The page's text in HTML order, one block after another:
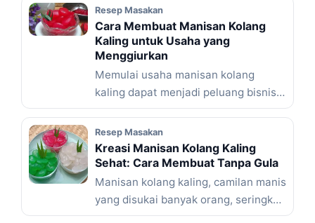
Resep Masakan
Cara Membuat Manisan Kolang
Kaling untuk Usaha yang
Menggiurkan
Memulai usaha manisan kolang
kaling dapat menjadi peluang bisnis
yang menjanjikan. Dengan bahan-
bahan yang mudah ... Baca
Selengkapnya
Resep Masakan
Kreasi Manisan Kolang Kaling
Sehat: Cara Membuat Tanpa Gula
Manisan kolang kaling, camilan manis
yang disukai banyak orang, seringkali
dibuat dengan gula tambahan yang ...